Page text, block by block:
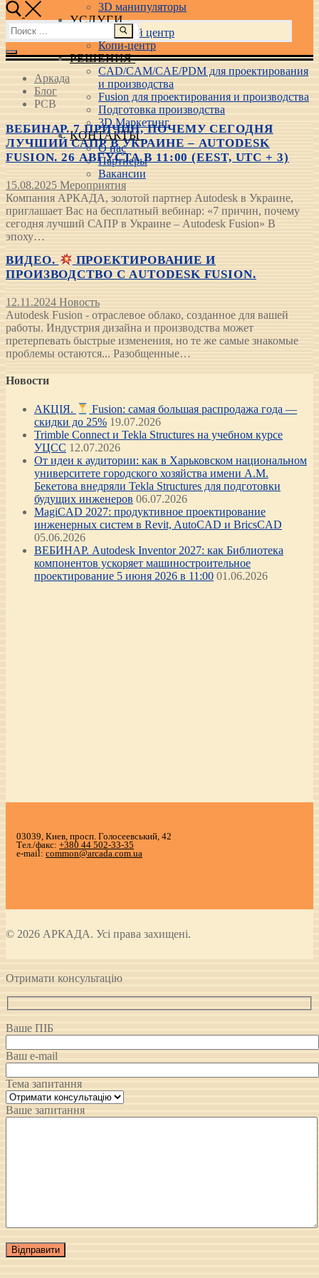
3D манипуляторы
УСЛУГИ
Учебный центр
Копи-центр
РЕШЕНИЯ
CAD/CAM/CAE/PDM для проектирования
и производства
Fusion для проектирования и производства
Подготовка производства
3D Маркетинг
КОНТАКТЫ
О нас
Партнеры
Вакансии
Найти:
Аркада
Блог
PCB
ВЕБИНАР. 7 ПРИЧИН, ПОЧЕМУ СЕГОДНЯ
ЛУЧШИЙ САПР В УКРАИНЕ – AUTODESK
FUSION. 26 АВГУСТА В 11:00 (EEST, UTC + 3)
15.08.2025 Мероприятия
Компания АРКАДА, золотой партнер Autodesk в Украине,
приглашает Вас на бесплатный вебинар: «7 причин, почему
сегодня лучший САПР в Украине – Autodesk Fusion» В
эпоху…
ВИДЕО.
ПРОЕКТИРОВАНИЕ И
ПРОИЗВОДСТВО С AUTODESK FUSION.
12.11.2024 Новость
Autodesk Fusion - отраслевое облако, созданное для вашей
работы. Индустрия дизайна и производства может
претерпевать быстрые изменения, но те же самые знакомые
проблемы остаются... Разобщенные…
Новости
АКЦІЯ.
Fusion: самая большая распродажа года —
скидки до 25% 19.07.2026
Trimble Connect и Tekla Structures на учебном курсе
УЦСС 12.07.2026
От идеи к аудитории: как в Харьковском национальном
университете городского хозяйства имени А.М.
Бекетова внедряли Tekla Structures для подготовки
будущих инженеров 06.07.2026
MagiCAD 2027: продуктивное проектирование
инженерных систем в Revit, AutoCAD и BricsCAD
05.06.2026
ВЕБИНАР. Autodesk Inventor 2027: как Библиотека
компонентов ускоряет машиностроительное
проектирование 5 июня 2026 в 11:00 01.06.2026
03039, Киев, просп. Голосеевський, 42
Тел./факс: +380 44 502-33-35
e-mail: common@arcada.com.ua
© 2026 АРКАДА. Усі права захищені.
Отримати консультацію
Ваше ПІБ
Ваш e-mail
Тема запитання
Ваше запитання